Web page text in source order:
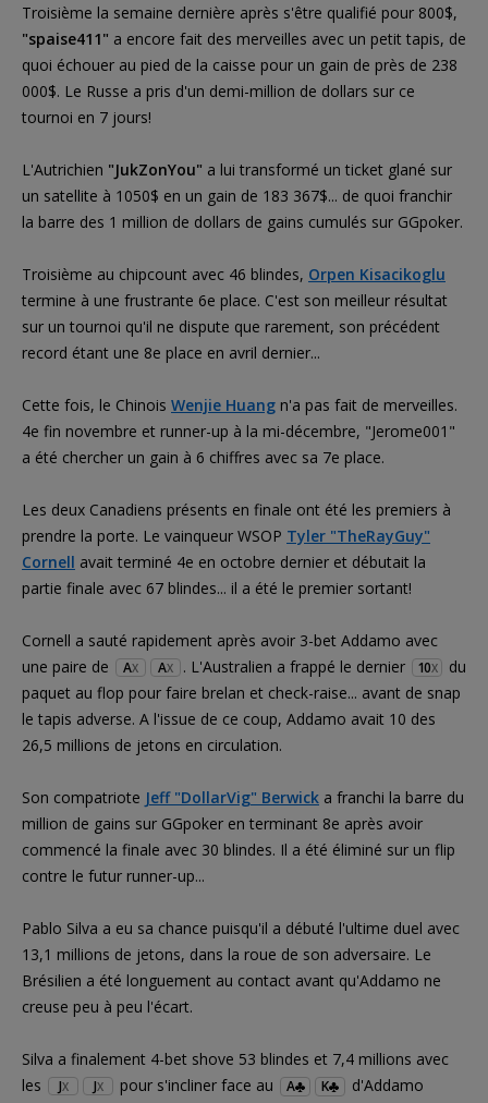
Troisième la semaine dernière après s'être qualifié pour 800$,
"spaise411" a encore fait des merveilles avec un petit tapis, de
quoi échouer au pied de la caisse pour un gain de près de 238
000$. Le Russe a pris d'un demi-million de dollars sur ce
tournoi en 7 jours!
L'Autrichien "JukZonYou" a lui transformé un ticket glané sur
un satellite à 1050$ en un gain de 183 367$... de quoi franchir
la barre des 1 million de dollars de gains cumulés sur GGpoker.
Troisième au chipcount avec 46 blindes, Orpen Kisacikoglu
termine à une frustrante 6e place. C'est son meilleur résultat
sur un tournoi qu'il ne dispute que rarement, son précédent
record étant une 8e place en avril dernier...
Cette fois, le Chinois Wenjie Huang n'a pas fait de merveilles.
4e fin novembre et runner-up à la mi-décembre, "Jerome001"
a été chercher un gain à 6 chiffres avec sa 7e place.
Les deux Canadiens présents en finale ont été les premiers à
prendre la porte. Le vainqueur WSOP Tyler "TheRayGuy"
Cornell avait terminé 4e en octobre dernier et débutait la
partie finale avec 67 blindes... il a été le premier sortant!
Cornell a sauté rapidement après avoir 3-bet Addamo avec
une paire de
AX AX . L'Australien a frappé le dernier 10X
du
paquet au flop pour faire brelan et check-raise... avant de snap
le tapis adverse. A l'issue de ce coup, Addamo avait 10 des
26,5 millions de jetons en circulation.
Son compatriote Jeff "DollarVig" Berwick a franchi la barre du
million de gains sur GGpoker en terminant 8e après avoir
commencé la finale avec 30 blindes. Il a été éliminé sur un flip
contre le futur runner-up...
Pablo Silva a eu sa chance puisqu'il a débuté l'ultime duel avec
13,1 millions de jetons, dans la roue de son adversaire. Le
Brésilien a été longuement au contact avant qu'Addamo ne
creuse peu à peu l'écart.
Silva a finalement 4-bet shove 53 blindes et 7,4 millions avec
les
JX JX pour s'incliner face au A K
d'Addamo